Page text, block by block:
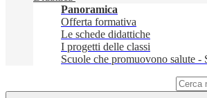
Panoramica
Offerta formativa
Le schede didattiche
I progetti delle classi
Scuole che promuovono salute -